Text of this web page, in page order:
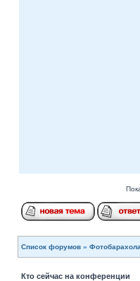
Список форумов » Фотобарахола
Кто сейчас на конференции